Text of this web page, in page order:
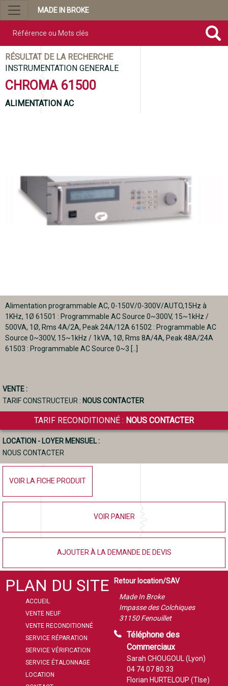
MADE IN BROKE
RÉSULTAT DE LA RECHERCHE
INSTRUMENTATION GENERALE
CHROMA 61500
ALIMENTATION AC
Alimentation programmable AC, 0-150V/0-300V/AUTO,15Hz à
1KHz, 1Ø 61501 : Programmable AC Source 0~300V, 15~1kHz /
500VA, 1Ø, Rms 4A/2A, Peak 24A/12A 61502 : Programmable AC
Source 0~300V, 15~1kHz / 1kVA, 1Ø, Rms 8A/4A, Peak 48A/24A
61503 : Programmable AC Source 0~3 [..]
VENTE :
TARIF CONSTRUCTEUR : NOUS CONTACTER
TARIF RECONDITIONNÉ : NOUS CONTACTER
LOCATION - LOYER MENSUEL :
NOUS CONTACTER
VOIR LA FICHE PRODUIT
VOIR PANIER
AJOUTER À LA DEMANDE DE DEVIS
PLAN DU SITE
ACCUEIL
VENTE NEUF
VENTE RECONDITIONNÉ
SERVICE RÉPARATION
SERVICE VÉRIFICATION
SERVICE ÉTALONNAGE
LOCATION
Retour location/SAV
Made In Broke
Impasse des Colchiques
31150 Fenouillet
Téléphone des
Commerciaux
Sarah CHOUGOUL (Lyon)
04 74 07 80 33
Florian HURTELOUP (Tlse)